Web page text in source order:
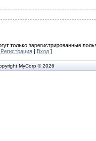
только зарегистрированные
Регистрация | Вход ]
MyCorp © 2026